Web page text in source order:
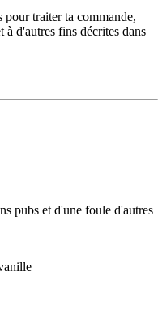
pour traiter ta commande,
à d'autres fins décrites dans
pubs et d'une foule d'autres